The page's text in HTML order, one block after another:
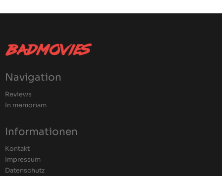
Navigation
Reviews
In memoriam
Informationen
Kontakt
Impressum
Datenschutz